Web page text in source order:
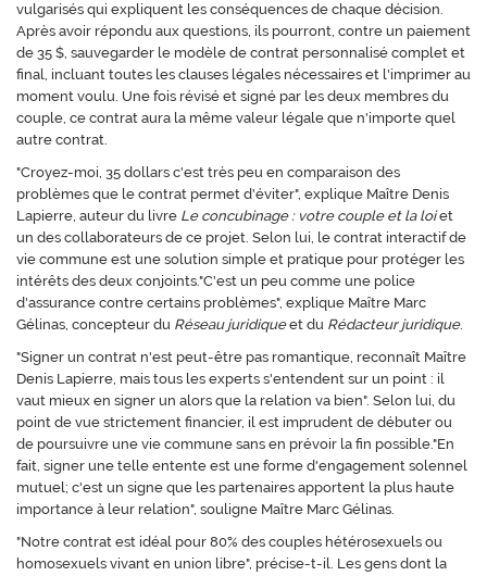
vulgarisés qui expliquent les conséquences de chaque décision.
Après avoir répondu aux questions, ils pourront, contre un paiement
de 35 $, sauvegarder le modèle de contrat personnalisé complet et
final, incluant toutes les clauses légales nécessaires et l'imprimer au
moment voulu. Une fois révisé et signé par les deux membres du
couple, ce contrat aura la même valeur légale que n'importe quel
autre contrat.
"Croyez-moi, 35 dollars c'est très peu en comparaison des
problèmes que le contrat permet d'éviter", explique Maître Denis
Lapierre, auteur du livre Le concubinage : votre couple et la loiet
un des collaborateurs de ce projet. Selon lui, le contrat interactif de
vie commune est une solution simple et pratique pour protéger les
intérêts des deux conjoints."C'est un peu comme une police
d'assurance contre certains problèmes", explique Maître Marc
Gélinas, concepteur du Réseau juridiqueet du Rédacteur juridique.
"Signer un contrat n'est peut-être pas romantique, reconnaît Maître
Denis Lapierre, mais tous les experts s'entendent sur un point : il
vaut mieux en signer un alors que la relation va bien". Selon lui, du
point de vue strictement financier, il est imprudent de débuter ou
de poursuivre une vie commune sans en prévoir la fin possible."En
fait, signer une telle entente est une forme d'engagement solennel
mutuel; c'est un signe que les partenaires apportent la plus haute
importance à leur relation", souligne Maître Marc Gélinas.
"Notre contrat est idéal pour 80% des couples hétérosexuels ou
homosexuels vivant en union libre", précise-t-il. Les gens dont la